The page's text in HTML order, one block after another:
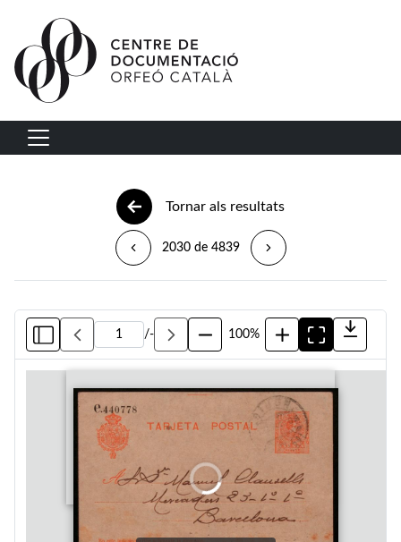
Vés al contingut
Navegació principal
Tornar als resultats
2030 de 4839
/- 100%